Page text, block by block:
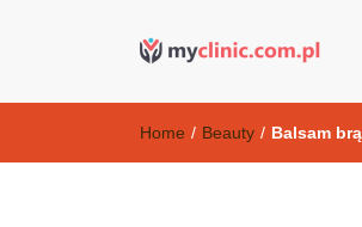
Home / Beauty / Balsam